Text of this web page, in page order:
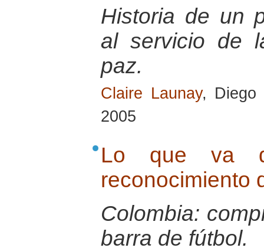
Historia de un
al servicio de
paz.
Claire Launay, Diego
2005
Lo que va
reconocimiento
Colombia:
barra de fútbol.